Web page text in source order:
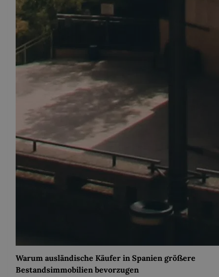
Warum ausländische Käufer in Spanien größere
Bestandsimmobilien bevorzugen